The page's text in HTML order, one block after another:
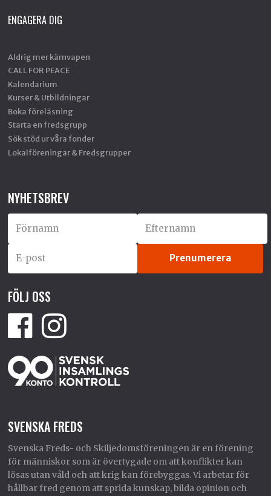
ENGAGERA DIG
Aldrig mer kärnvapen
CALL FOR PEACE
Kalendarium
Kurser & Utbildningar
Boka föreläsning
Starta en fredsgrupp
Sök stöd ur våra fonder
Lokalföreningar & Fredsgrupper
NYHETSBREV
FÖLJ OSS
SVENSKA FREDS
Svenska Freds- och Skiljedomsföreningen är en förening
för människor som är övertygade om att konflikter kan
lösas utan våld och att krig kan förebyggas. Vi arbetar för
hållbar fred genom att sprida kunskap, bilda opinion och